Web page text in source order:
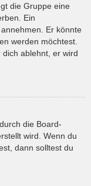
die Gruppe eine
Ein
Er könnte
werden möchtest.
ablehnt, er wird
die Board-
wird. Wenn du
dann solltest du